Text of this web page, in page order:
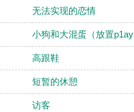
无法实现的恋情
小狗和大混蛋（放置p1ay
高跟鞋
短暂的休憩
访客